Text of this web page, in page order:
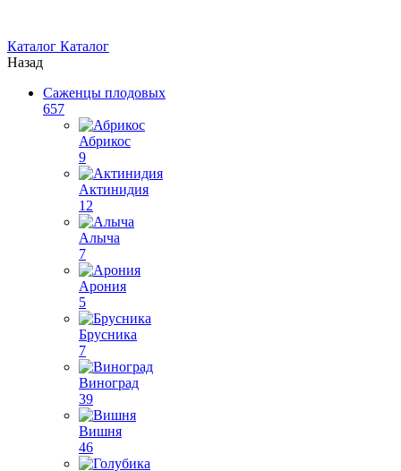
Каталог Каталог
Назад
Саженцы плодовых
657
Абрикос
9
Актинидия
12
Алыча
7
Арония
5
Брусника
7
Виноград
39
Вишня
46